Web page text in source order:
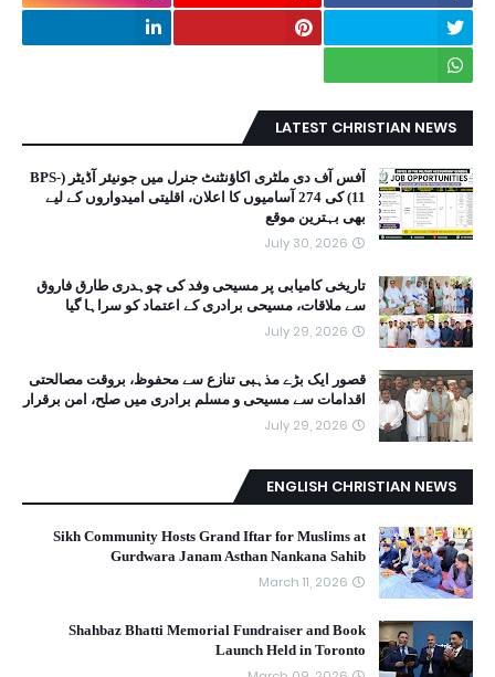
LATEST CHRISTIAN NEWS
آفس آف دی ملٹری اکاؤنٹنٹ جنرل میں جونیئر آڈیٹر (BPS-
11) کی 274 آسامیوں کا اعلان، اقلیتی امیدواروں کے لیے
بھی بہترین موقع
July 30, 2026
تاریخی کامیابی پر مسیحی وفد کی چوہدری طارق فاروق
سے ملاقات، مسیحی برادری کے اعتماد کو سراہا گیا
July 29, 2026
قصور ایک بڑے مذہبی تنازع سے محفوظ، بروقت مصالحتی
اقدامات سے مسیحی و مسلم برادری میں صلح، امن برقرار
July 29, 2026
ENGLISH CHRISTIAN NEWS
Sikh Community Hosts Grand Iftar for Muslims at
Gurdwara Janam Asthan Nankana Sahib
March 11, 2026
Shahbaz Bhatti Memorial Fundraiser and Book
Launch Held in Toronto